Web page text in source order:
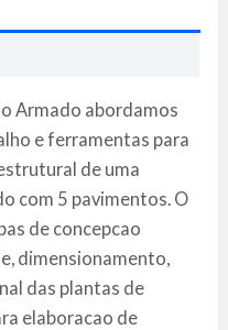
Armado abordamos
e ferramentas para
de uma
com 5 pavimentos. O
de concepcao
dimensionamento,
das plantas de
elaboracao de